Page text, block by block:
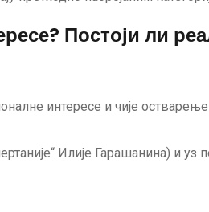
Постоји ли
интересе и чије
Илије Гарашанина) и уз